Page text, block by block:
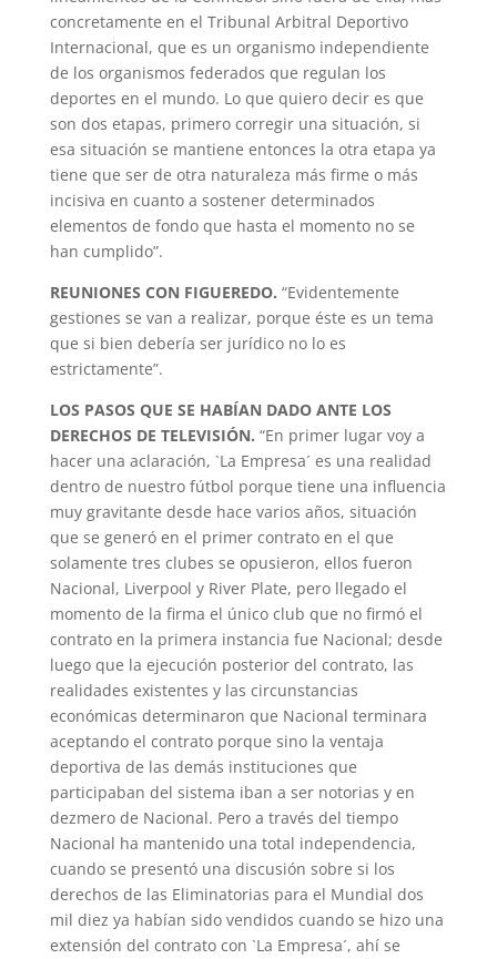
concretamente en el Tribunal Arbitral Deportivo
Internacional, que es un organismo independiente
de los organismos federados que regulan los
deportes en el mundo. Lo que quiero decir es que
son dos etapas, primero corregir una situación, si
esa situación se mantiene entonces la otra etapa ya
tiene que ser de otra naturaleza más firme o más
incisiva en cuanto a sostener determinados
elementos de fondo que hasta el momento no se
han cumplido”.
REUNIONES CON FIGUEREDO. “Evidentemente
gestiones se van a realizar, porque éste es un tema
que si bien debería ser jurídico no lo es
estrictamente”.
LOS PASOS QUE SE HABÍAN DADO ANTE LOS
DERECHOS DE TELEVISIÓN. “En primer lugar voy a
hacer una aclaración, `La Empresa´ es una realidad
dentro de nuestro fútbol porque tiene una influencia
muy gravitante desde hace varios años, situación
que se generó en el primer contrato en el que
solamente tres clubes se opusieron, ellos fueron
Nacional, Liverpool y River Plate, pero llegado el
momento de la firma el único club que no firmó el
contrato en la primera instancia fue Nacional; desde
luego que la ejecución posterior del contrato, las
realidades existentes y las circunstancias
económicas determinaron que Nacional terminara
aceptando el contrato porque sino la ventaja
deportiva de las demás instituciones que
participaban del sistema iban a ser notorias y en
dezmero de Nacional. Pero a través del tiempo
Nacional ha mantenido una total independencia,
cuando se presentó una discusión sobre si los
derechos de las Eliminatorias para el Mundial dos
mil diez ya habían sido vendidos cuando se hizo una
extensión del contrato con `La Empresa´, ahí se